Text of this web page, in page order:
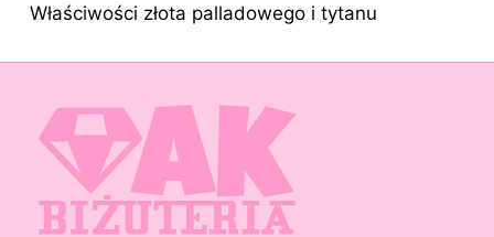
Właściwości złota palladowego i tytanu